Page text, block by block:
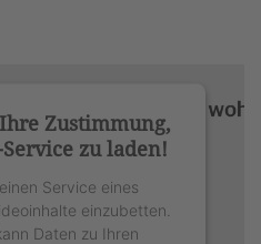
Zustimmung,
zu laden!
Service eines
einzubetten.
Daten zu Ihren